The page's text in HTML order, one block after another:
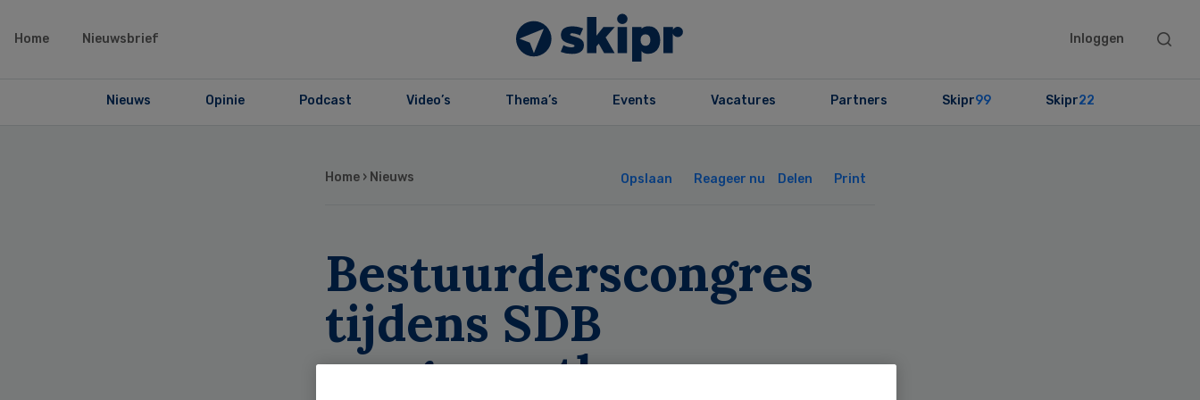
Home Nieuwsbrief Inloggen
Search
Nieuws Opinie Podcast Video’s Thema’s Events Vacatures Partners Skipr99 Skipr22
Home › Nieuws Opslaan Reageer nu Delen Print
Bestuurderscongres
tijdens SDB
zorgmarathon